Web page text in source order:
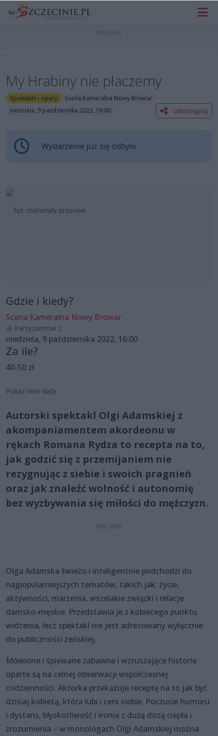
My Hrabiny nie płaczemy
Spektakle i opery
Scena Kameralna Nowy Browar
niedziela, 9 października 2022, 16:00
Udostępnij
Wydarzenie już się odbyło
fot. materiały prasowe
Gdzie i kiedy?
Scena Kameralna Nowy Browar
ul. Partyzantów 2
niedziela, 9 października 2022, 16:00
Za ile?
40-50 zł
Pokaż inne daty
Autorski spektakl Olgi Adamskiej z
akompaniamentem akordeonu w
rękach Romana Rydza to recepta na to,
jak godzić się z przemijaniem nie
rezygnując z siebie i swoich pragnień
oraz jak znaleźć wolność i autonomię
bez wyzbywania się miłości do mężczyzn.
Olga Adamska świeżo i inteligentnie podchodzi do
najpopularniejszych tematów, takich jak: życie,
aktywności, marzenia, wszelakie związki i relacje
damsko-męskie. Przedstawia je z kobiecego punktu
widzenia, lecz spektakl nie jest adresowany wyłącznie
do publiczności żeńskiej.
Mówione i śpiewane zabawne i wzruszające historie
oparte są na celnej obserwacji współczesnej
codzienności. Aktorka przekazuje receptę na to jak być
dzisiaj kobietą, która lubi i ceni siebie. Poczucie humoru
i dystans, błyskotliwość i ironia z dużą dozą ciepła i
zrozumienia – w monologach Olgi Adamskiej można